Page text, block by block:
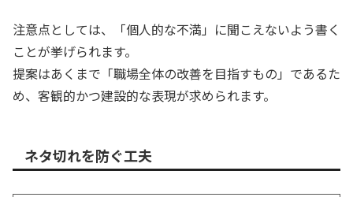
注意点としては、「個人的な不満」に聞こえないよう書く
ことが挙げられます。
提案はあくまで「職場全体の改善を目指すもの」であるた
め、客観的かつ建設的な表現が求められます。
ネタ切れを防ぐ工夫